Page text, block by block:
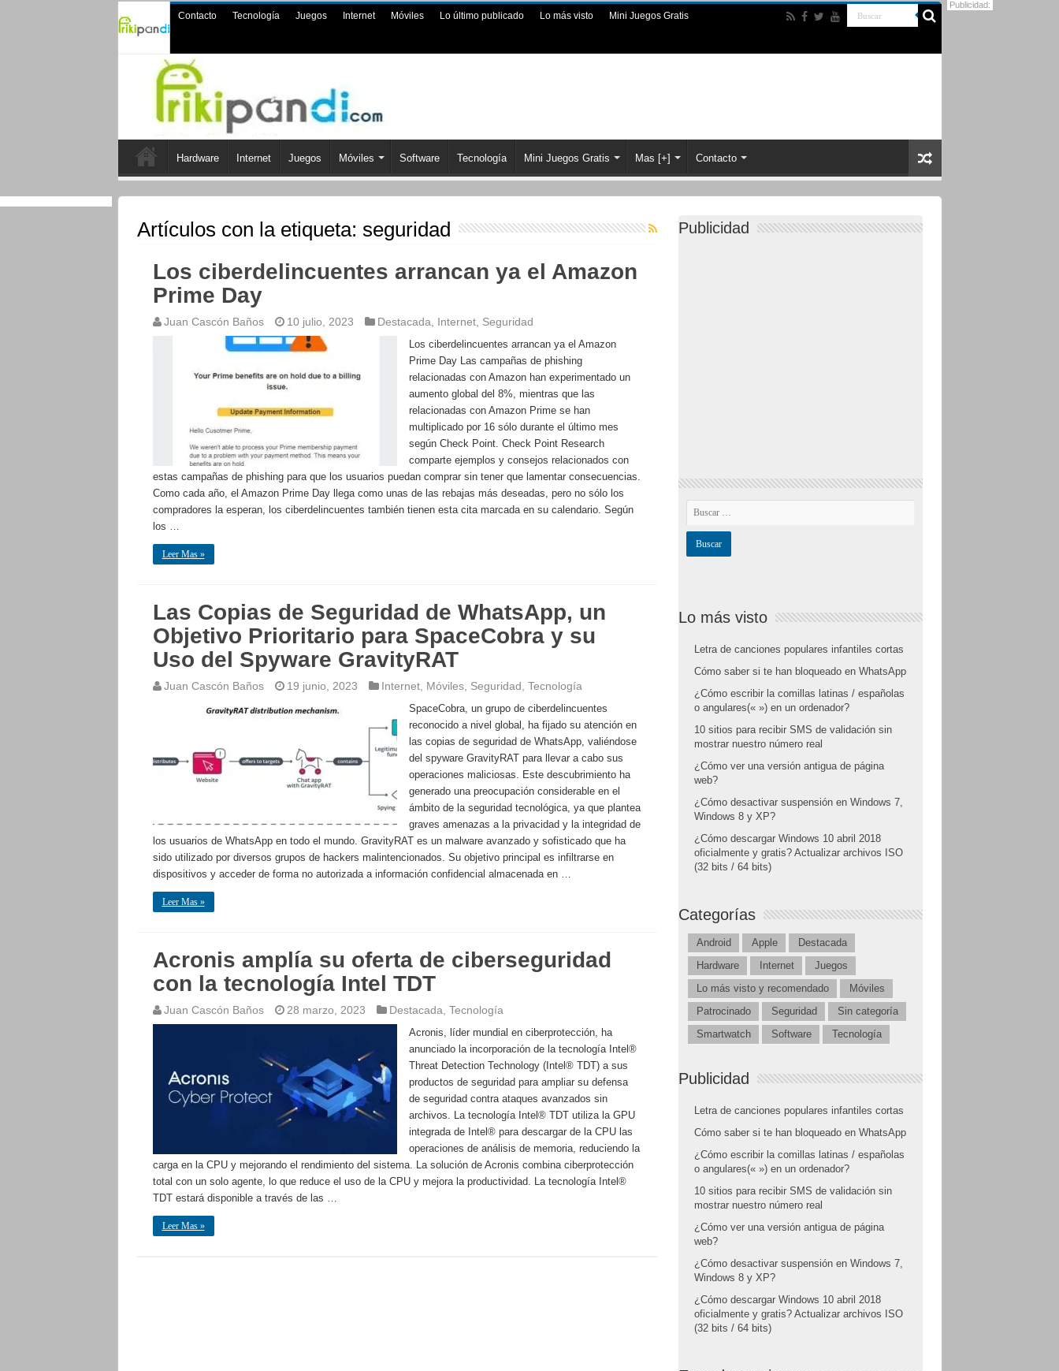
Contacto Tecnología Juegos Internet Móviles Lo último publicado Lo más visto Mini Juegos Gratis
Hardware Internet Juegos Móviles Software Tecnología Mini Juegos Gratis Mas [+] Contacto
Artículos con la etiqueta: seguridad
Los ciberdelincuentes arrancan ya el Amazon
Prime Day
Juan Cascón Baños 10 julio, 2023 Destacada Internet, Seguridad
Los ciberdelincuentes arrancan ya el Amazon
Prime Day Las campañas de phishing
relacionadas con Amazon han experimentado un
aumento global del 8%, mientras que las
relacionadas con Amazon Prime se han
multiplicado por 16 sólo durante el último mes
según Check Point. Check Point Research
comparte ejemplos y consejos relacionados con
estas campañas de phishing para que los usuarios puedan comprar sin tener que lamentar consecuencias.
Como cada año, el Amazon Prime Day llega como unas de las rebajas más deseadas, pero no sólo los
compradores la esperan, los ciberdelincuentes también tienen esta cita marcada en su calendario. Según
los …
Leer Mas »
Las Copias de Seguridad de WhatsApp, un
Objetivo Prioritario para SpaceCobra y su
Uso del Spyware GravityRAT
Juan Cascón Baños 19 junio, 2023 Internet, Móviles, Seguridad Tecnología
SpaceCobra, un grupo de ciberdelincuentes
reconocido a nivel global, ha fijado su atención en
las copias de seguridad de WhatsApp, valiéndose
del spyware GravityRAT para llevar a cabo sus
operaciones maliciosas. Este descubrimiento ha
generado una preocupación considerable en el
ámbito de la seguridad tecnológica, ya que plantea
graves amenazas a la privacidad y la integridad de
los usuarios de WhatsApp en todo el mundo. GravityRAT es un malware avanzado y sofisticado que ha
sido utilizado por diversos grupos de hackers malintencionados. Su objetivo principal es infiltrarse en
dispositivos y acceder de forma no autorizada a información confidencial almacenada en …
Leer Mas »
Acronis amplía su oferta de ciberseguridad
con la tecnología Intel TDT
Juan Cascón Baños 28 marzo, 2023 Destacada Tecnología
Acronis, líder mundial en ciberprotección, ha
anunciado la incorporación de la tecnología Intel®
Threat Detection Technology (Intel® TDT) a sus
productos de seguridad para ampliar su defensa
de seguridad contra ataques avanzados sin
archivos. La tecnología Intel® TDT utiliza la GPU
integrada de Intel® para descargar de la CPU las
operaciones de análisis de memoria, reduciendo la
carga en la CPU y mejorando el rendimiento del sistema. La solución de Acronis combina ciberprotección
total con un solo agente, lo que reduce el uso de la CPU y mejora la productividad. La tecnología Intel®
TDT estará disponible a través de las …
Leer Mas »
Publicidad
Lo más visto
Letra de canciones populares infantiles cortas
Cómo saber si te han bloqueado en WhatsApp
¿Cómo escribir la comillas latinas / españolas
o angulares(« ») en un ordenador?
10 sitios para recibir SMS de validación sin
mostrar nuestro número real
¿Cómo ver una versión antigua de página
web?
¿Cómo desactivar suspensión en Windows 7,
Windows 8 y XP?
¿Cómo descargar Windows 10 abril 2018
oficialmente y gratis? Actualizar archivos ISO
(32 bits / 64 bits)
Categorías
Android Apple
Destacada
Hardware
Internet
Juegos
Lo más visto y recomendado
Móviles
Patrocinado
Seguridad
Sin categoría
Smartwatch
Software Tecnología
Publicidad
Letra de canciones populares infantiles cortas
Cómo saber si te han bloqueado en WhatsApp
¿Cómo escribir la comillas latinas / españolas
o angulares(« ») en un ordenador?
10 sitios para recibir SMS de validación sin
mostrar nuestro número real
¿Cómo ver una versión antigua de página
web?
¿Cómo desactivar suspensión en Windows 7,
Windows 8 y XP?
¿Cómo descargar Windows 10 abril 2018
oficialmente y gratis? Actualizar archivos ISO
(32 bits / 64 bits)
Publicidad: